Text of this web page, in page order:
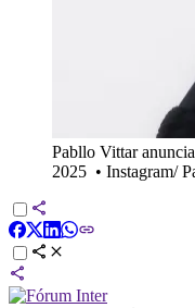
Pabllo Vittar
2025 • Instagram/